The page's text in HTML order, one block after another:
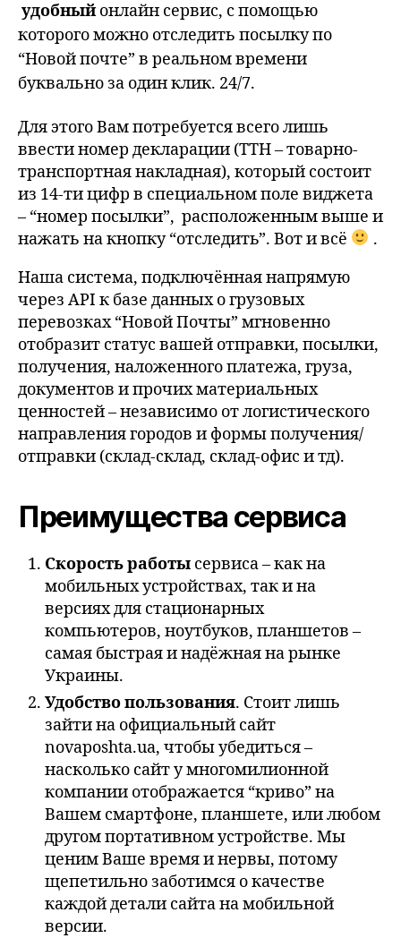
удобныйонлайн сервис, с помощью
которого можно отследить посылку по
“Новой почте” в реальном времени
буквально за один клик. 24/7.
Для этого Вам потребуется всего лишь
ввести номер декларации (ТТН – товарно-
транспортная накладная), который состоит
из 14-ти цифр в специальном поле виджета
– “номер посылки”, расположенным выше и
нажать на кнопку “отследить”. Вот и всё
.
Наша система, подключённая напрямую
через API к базе данных о грузовых
перевозках “Новой Почты” мгновенно
отобразит статус вашей отправки, посылки,
получения, наложенного платежа, груза,
документов и прочих материальных
ценностей – независимо от логистического
направления городов и формы получения/
отправки (склад-склад, склад-офис и тд).
Преимущества сервиса
Скорость работы сервиса – как на
мобильных устройствах, так и на
версиях для стационарных
компьютеров, ноутбуков, планшетов –
самая быстрая и надёжная на рынке
Украины.
Удобство пользования. Стоит лишь
зайти на официальный сайт
novaposhta.ua, чтобы убедиться –
насколько сайт у многомилионной
компании отображается “криво” на
Вашем смартфоне, планшете, или любом
другом портативном устройстве. Мы
ценим Ваше время и нервы, потому
щепетильно заботимся о качестве
каждой детали сайта на мобильной
версии.